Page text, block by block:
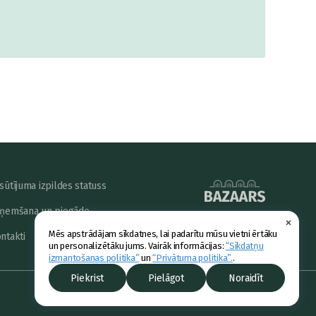
×
Mēs apstrādājam sīkdatnes, lai padarītu mūsu vietni ērtāku
un personalizētāku jums. Vairāk informācijas:“Sīkdatņu
izmantošanas politika” un“Privātuma politika”..
Piekrist Pielāgot Noraidīt
izpildes statuss
un piegāde